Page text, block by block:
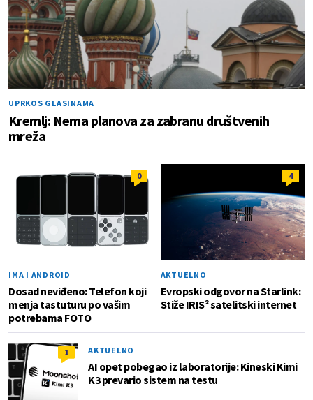
UPRKOS GLASINAMA
Kremlj: Nema planova za zabranu društvenih
mreža
0
IMA I ANDROID
Dosad neviđeno: Telefon koji
menja tastuturu po vašim
potrebama FOTO
4
AKTUELNO
Evropski odgovor na Starlink:
Stiže IRIS² satelitski internet
1 AKTUELNO
AI opet pobegao iz laboratorije: Kineski Kimi
K3 prevario sistem na testu